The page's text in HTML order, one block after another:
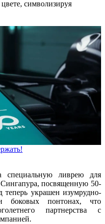
символизируя
специальную ливрею для
посвященную 50-
украшен изумрудно-
понтонах, что
партнерства с